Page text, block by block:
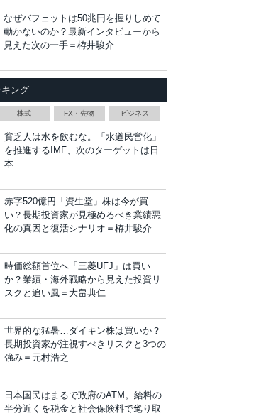
なぜバフェットは50兆円を握りしめて
動かないのか？最新インタビューから
見えた次の一手＝栫井駿介
ング
株式 FX・先物 ビジネス
貧乏人は水を飲むな。「水道民営化」
を推進するIMF、次のターゲットは日
本
赤字520億円「資生堂」株は今が買
い？長期投資家が見極めるべき業績悪
化の真因と復活シナリオ＝栫井駿介
時価総額首位へ「三菱UFJ」は買い
か？業績・海外戦略から見えた投資リ
スクと追い風＝大畠典仁
世界的な猛暑…ダイキン株は買いか？
長期投資家が注視すべきリスクと3つの
強み＝元村浩之
日本国民はまるで政府のATM。給料の
半分近くを税金と社会保険料で毟り取